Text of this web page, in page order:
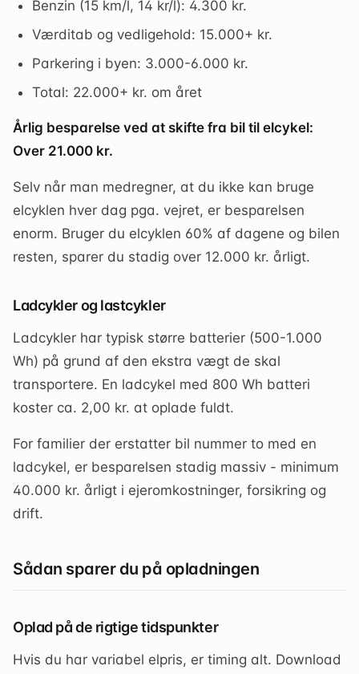
Benzin (15 km/l, 14 kr/l): 4.300 kr.
Værditab og vedligehold: 15.000+ kr.
Parkering i byen: 3.000-6.000 kr.
Total: 22.000+ kr. om året
Årlig besparelse ved at skifte fra bil til elcykel:
Over 21.000 kr.
Selv når man medregner, at du ikke kan bruge
elcyklen hver dag pga. vejret, er besparelsen
enorm. Bruger du elcyklen 60% af dagene og bilen
resten, sparer du stadig over 12.000 kr. årligt.
Ladcykler og lastcykler
Ladcykler har typisk større batterier (500-1.000
Wh) på grund af den ekstra vægt de skal
transportere. En ladcykel med 800 Wh batteri
koster ca. 2,00 kr. at oplade fuldt.
For familier der erstatter bil nummer to med en
ladcykel, er besparelsen stadig massiv - minimum
40.000 kr. årligt i ejeromkostninger, forsikring og
drift.
Sådan sparer du på opladningen
Oplad på de rigtige tidspunkter
Hvis du har variabel elpris, er timing alt. Download